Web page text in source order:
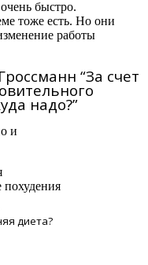
быстро.
тоже есть. Но они
работы
“За счет
надо?”
и
похудения
диета?